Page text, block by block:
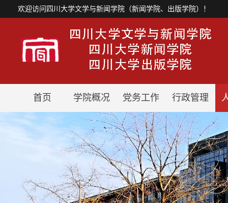
欢迎访问四川大学文学与新闻学院（新闻学院、出版学院）！
首页 学院概况 党务工作 行政管理